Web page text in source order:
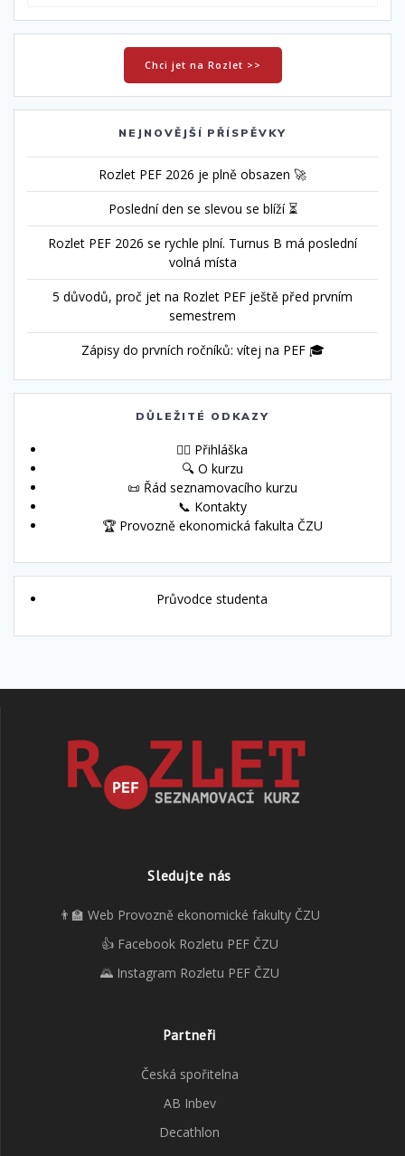
Chci jet na Rozlet >>
NEJNOVĚJŠÍ PŘÍSPĚVKY
Rozlet PEF 2026 je plně obsazen 🚀
Poslední den se slevou se blíží ⏳
Rozlet PEF 2026 se rychle plní. Turnus B má poslední
volná místa
5 důvodů, proč jet na Rozlet PEF ještě před prvním
semestrem
Zápisy do prvních ročníků: vítej na PEF 🎓
DŮLEŽITÉ ODKAZY
🙋‍♀️ Přihláška
🔍 O kurzu
📜 Řád seznamovacího kurzu
📞 Kontakty
🏆 Provozně ekonomická fakulta ČZU
Průvodce studenta
Sledujte nás
👨‍🏫 Web Provozně ekonomické fakulty ČZU
👍 Facebook Rozletu PEF ČZU
🌄 Instagram Rozletu PEF ČZU
Partneři
Česká spořitelna
AB Inbev
Decathlon